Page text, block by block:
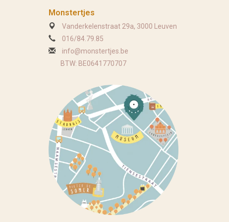
Monstertjes
Vanderkelenstraat 29a, 3000 Leuven
016/84.79.85
info@monstertjes.be
BTW: BE0641770707